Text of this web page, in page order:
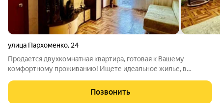
улица Пархоменко, 24
Продается двухкомнатная квартира, готовая к Вашему
комфортному проживанию! Ищете идеальное жилье, в
мечта осуществится в этой прекрасной двухкомнатной
квартире, расположенной на 2 этаже 5-ти
Позвонить